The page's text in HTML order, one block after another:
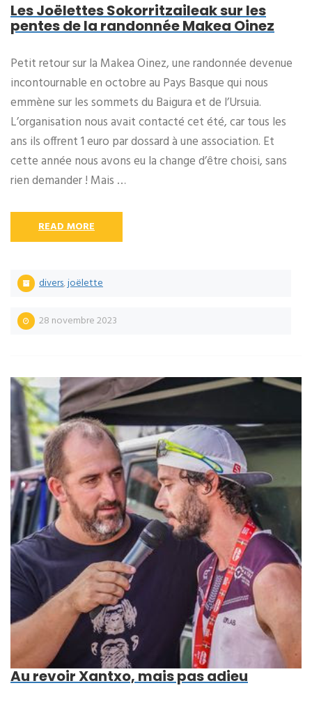
Les Joëlettes Sokorritzaileak sur les
pentes de la randonnée Makea Oinez
Petit retour sur la Makea Oinez, une randonnée devenue
incontournable en octobre au Pays Basque qui nous
emmène sur les sommets du Baigura et de l’Ursuia.
L’organisation nous avait contacté cet été, car tous les
ans ils offrent 1 euro par dossard à une association. Et
cette année nous avons eu la change d’être choisi, sans
rien demander ! Mais …
READ MORE
divers,joëlette
28 novembre 2023
Au revoir Xantxo, mais pas adieu